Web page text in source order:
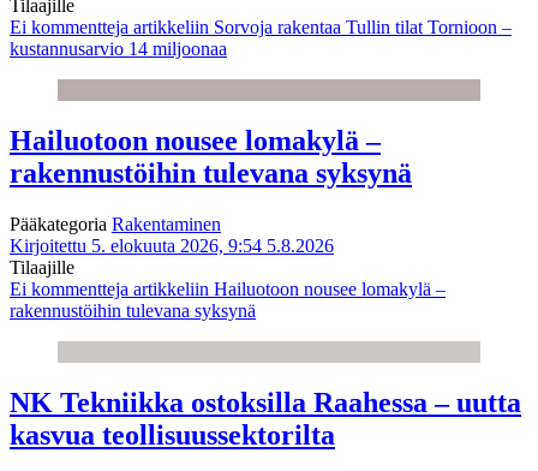
Tilaajille
Ei kommentteja artikkeliin Sorvoja rakentaa Tullin tilat Tornioon –
kustannusarvio 14 miljoonaa
Hailuotoon nousee lomakylä –
rakennustöihin tulevana syksynä
Pääkategoria Rakentaminen
Kirjoitettu 5. elokuuta 2026, 9:54 5.8.2026
Tilaajille
Ei kommentteja artikkeliin Hailuotoon nousee lomakylä –
rakennustöihin tulevana syksynä
NK Tekniikka ostoksilla Raahessa – uutta
kasvua teollisuussektorilta